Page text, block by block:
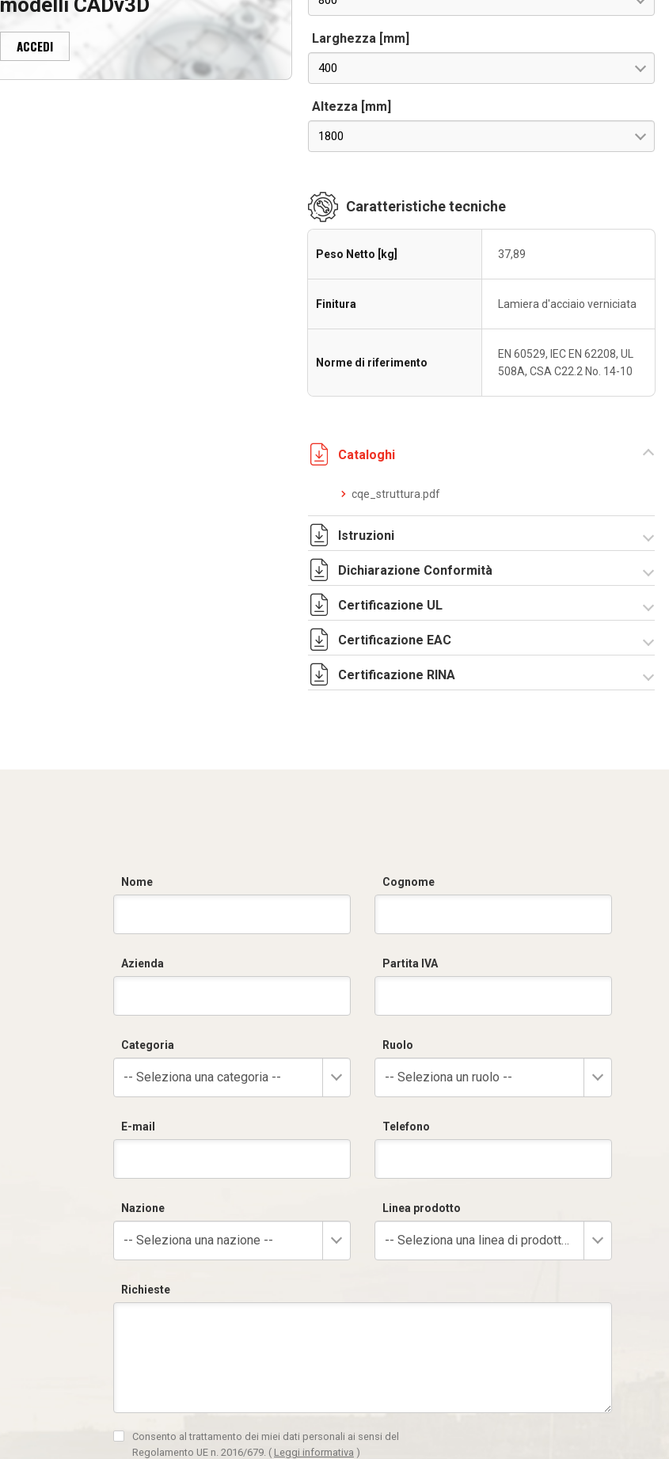
modelli CADv3D
ACCEDI Larghezza [mm]
400
Altezza [mm]
1800
Caratteristiche tecniche
Peso Netto [kg] 37,89
Finitura Lamiera d'acciaio verniciata
Norme di riferimento
EN 60529, IEC EN 62208, UL
508A, CSA C22.2 No. 14-10
Cataloghi
cqe_struttura.pdf
Istruzioni
Istruzioni di
CQE_stampa.pdf
Dichiarazione Conformità
CE Declaration -
Certificazione UL
Certificato UL - CQE
Certificazione EAC
Lettera di esenzione
Certificazione RINA
Nome Cognome
Azienda Partita IVA
Categoria
-- Seleziona una categoria --
Ruolo
-- Seleziona un ruolo --
E-mail Telefono
Nazione
-- Seleziona una nazione --
Linea prodotto
-- Seleziona una linea di prodotto --
Richieste
Consento al trattamento dei miei dati personali ai sensi del
Regolamento UE n. 2016/679. ( Leggi informativa )